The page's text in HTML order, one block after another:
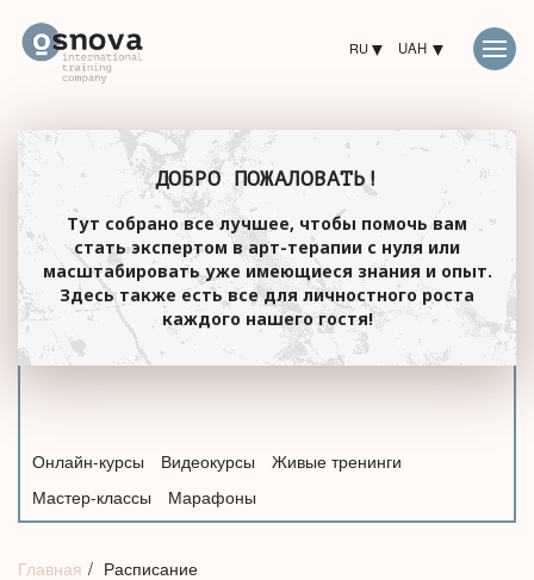
RU UAH
ДОБРО ПОЖАЛОВАТЬ!
Тут собрано все лучшее, чтобы помочь вам
стать экспертом в арт-терапии с нуля или
масштабировать уже имеющиеся знания и опыт.
Здесь также есть все для личностного роста
каждого нашего гостя!
Онлайн-курсы Видеокурсы
Живые тренинги
Мастер-классы
Марафоны
Главная Расписание